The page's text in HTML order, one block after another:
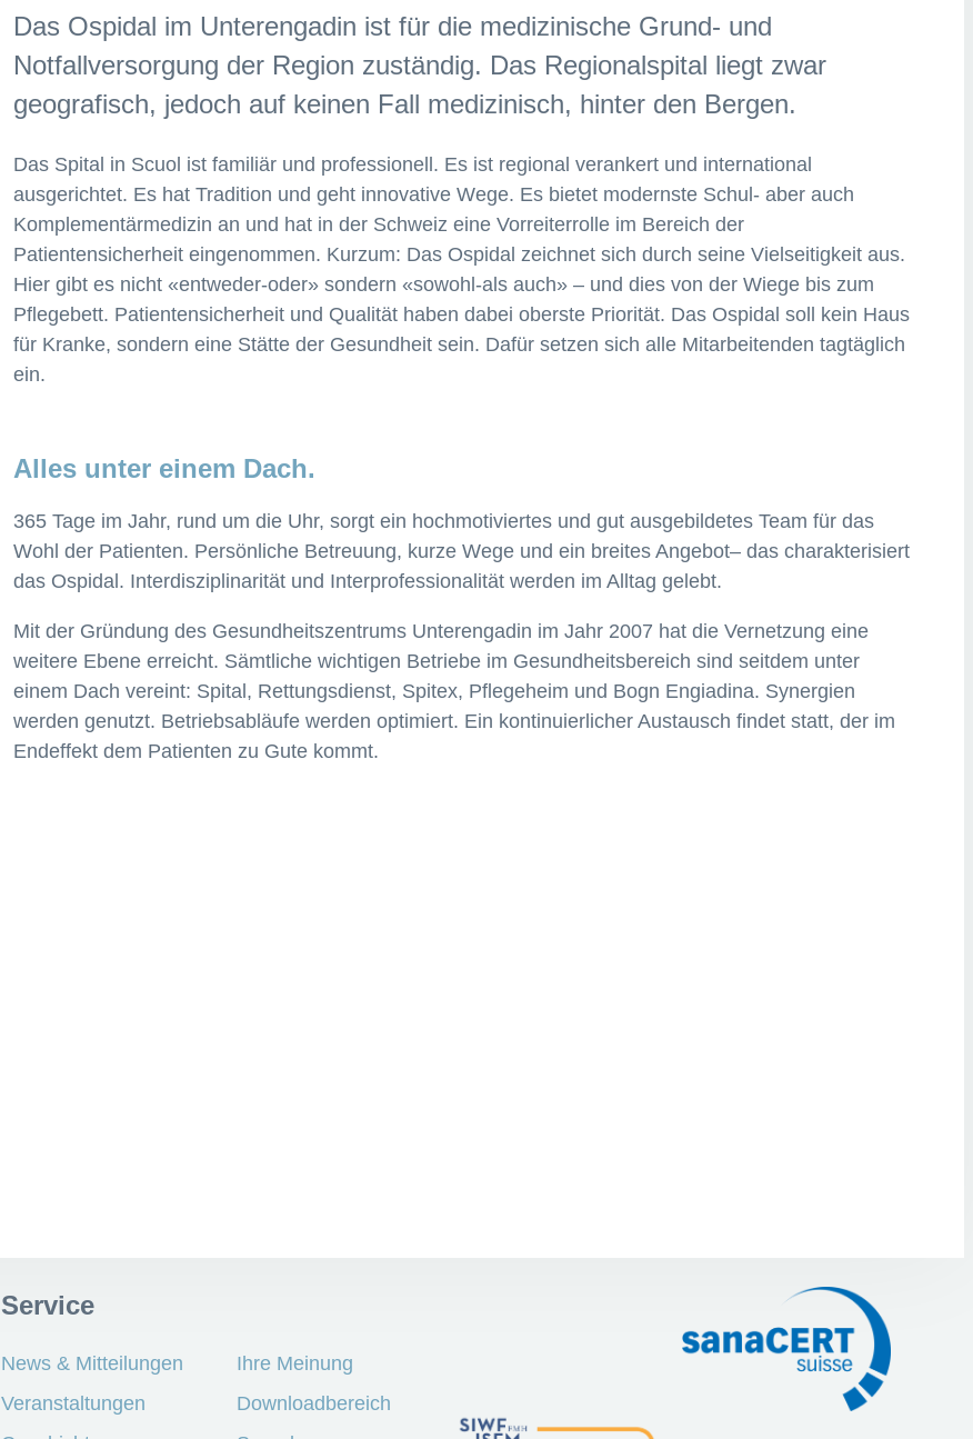
Das Ospidal im Unterengadin ist für die medizinische Grund- und
Notfallversorgung der Region zuständig. Das Regionalspital liegt zwar
geografisch, jedoch auf keinen Fall medizinisch, hinter den Bergen.
Das Spital in Scuol ist familiär und professionell. Es ist regional verankert und international
ausgerichtet. Es hat Tradition und geht innovative Wege. Es bietet modernste Schul- aber auch
Komplementärmedizin an und hat in der Schweiz eine Vorreiterrolle im Bereich der
Patientensicherheit eingenommen. Kurzum: Das Ospidal zeichnet sich durch seine Vielseitigkeit aus.
Hier gibt es nicht «entweder-oder» sondern «sowohl-als auch» – und dies von der Wiege bis zum
Pflegebett. Patientensicherheit und Qualität haben dabei oberste Priorität. Das Ospidal soll kein Haus
für Kranke, sondern eine Stätte der Gesundheit sein. Dafür setzen sich alle Mitarbeitenden tagtäglich
ein.
Alles unter einem Dach.
365 Tage im Jahr, rund um die Uhr, sorgt ein hochmotiviertes und gut ausgebildetes Team für das
Wohl der Patienten. Persönliche Betreuung, kurze Wege und ein breites Angebot– das charakterisiert
das Ospidal. Interdisziplinarität und Interprofessionalität werden im Alltag gelebt.
Mit der Gründung des Gesundheitszentrums Unterengadin im Jahr 2007 hat die Vernetzung eine
weitere Ebene erreicht. Sämtliche wichtigen Betriebe im Gesundheitsbereich sind seitdem unter
einem Dach vereint: Spital, Rettungsdienst, Spitex, Pflegeheim und Bogn Engiadina. Synergien
werden genutzt. Betriebsabläufe werden optimiert. Ein kontinuierlicher Austausch findet statt, der im
Endeffekt dem Patienten zu Gute kommt.
Service
News & Mitteilungen
Veranstaltungen
Ihre Meinung
Downloadbereich